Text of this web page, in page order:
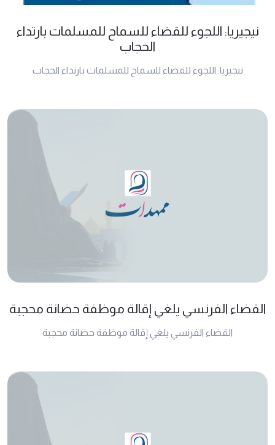
نيجيريا: اللجوء للقضاء للسماح للمسلمات بارتداء
الحجاب
نيجيريا: اللجوء للقضاء للسماح للمسلمات بارتداء الحجاب
القضاء الفرنسي يلغي إقالة موظفة حضانة محجبة
القضاء الفرنسي يلغي إقالة موظفة حضانة محجبة